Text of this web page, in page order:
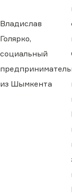
Владислав
Голярко,
социальный
предприниматель
из Шымкента